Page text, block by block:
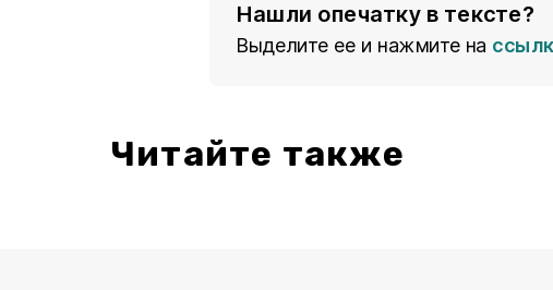
Нашли опечатку в тексте?
Выделите ее и нажмите на
Читайте также